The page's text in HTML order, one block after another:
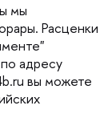
мы
Расценки
адресу
вы можете